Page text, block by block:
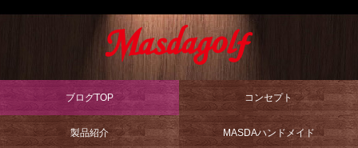
ブログTOP コンセプト
製品紹介 MASDAハンドメイド